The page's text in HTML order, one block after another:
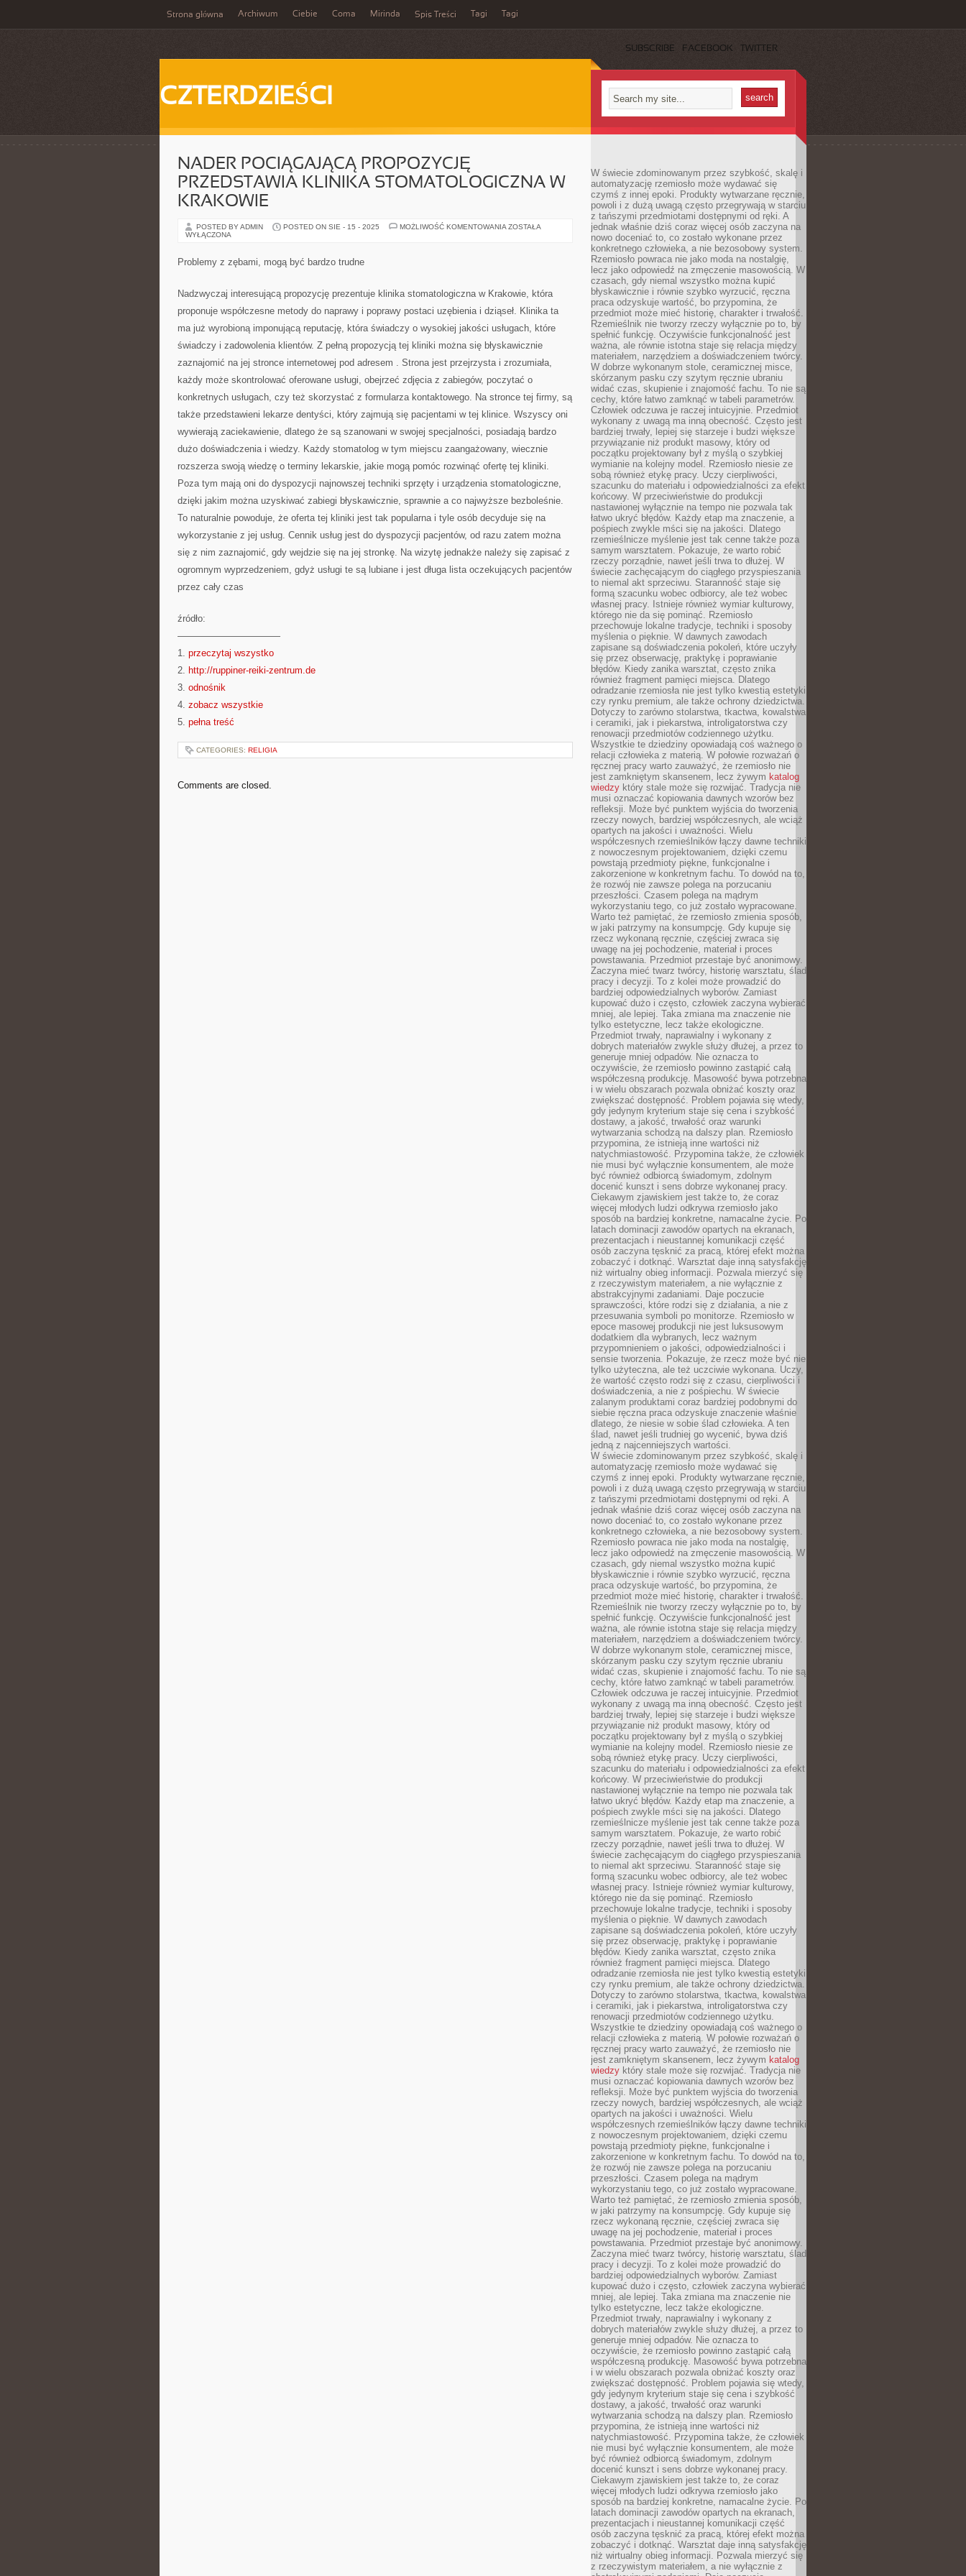
Strona główna Archiwum Ciebie Coma Mirinda Spis Treści Tagi Tagi
SUBSCRIBE FACEBOOK TWITTER
CZTERDZIEŚCI
NADER POCIĄGAJĄCĄ PROPOZYCJĘ
PRZEDSTAWIA KLINIKA STOMATOLOGICZNA W
KRAKOWIE
POSTED BY ADMIN POSTED ON SIE - 15 - 2025 MOŻLIWOŚĆ KOMENTOWANIA NADER
ZOSTAŁA
WYŁĄCZONA
Problemy z zębami, mogą być bardzo trudne
Nadzwyczaj interesującą propozycję prezentuje klinika stomatologiczna w Krakowie, która
proponuje współczesne metody do naprawy i poprawy postaci uzębienia i dziąseł. Klinika ta
ma już wyrobioną imponującą reputację, która świadczy o wysokiej jakości usługach, które
świadczy i zadowolenia klientów. Z pełną propozycją tej kliniki można się błyskawicznie
zaznajomić na jej stronce internetowej pod adresem . Strona jest przejrzysta i zrozumiała,
każdy może skontrolować oferowane usługi, obejrzeć zdjęcia z zabiegów, poczytać o
konkretnych usługach, czy też skorzystać z formularza kontaktowego. Na stronce tej firmy, są
także przedstawieni lekarze dentyści, który zajmują się pacjentami w tej klinice. Wszyscy oni
wywierają zaciekawienie, dlatego że są szanowani w swojej specjalności, posiadają bardzo
dużo doświadczenia i wiedzy. Każdy stomatolog w tym miejscu zaangażowany, wiecznie
rozszerza swoją wiedzę o terminy lekarskie, jakie mogą pomóc rozwinąć ofertę tej kliniki.
Poza tym mają oni do dyspozycji najnowszej techniki sprzęty i urządzenia stomatologiczne,
dzięki jakim można uzyskiwać zabiegi błyskawicznie, sprawnie a co najwyższe bezboleśnie.
To naturalnie powoduje, że oferta tej kliniki jest tak popularna i tyle osób decyduje się na
wykorzystanie z jej usług. Cennik usług jest do dyspozycji pacjentów, od razu zatem można
się z nim zaznajomić, gdy wejdzie się na jej stronkę. Na wizytę jednakże należy się zapisać z
ogromnym wyprzedzeniem, gdyż usługi te są lubiane i jest długa lista oczekujących pacjentów
przez cały czas
źródło:
———————————
1. przeczytaj wszystko
2. http://ruppiner-reiki-zentrum.de
3. odnośnik
4. zobacz wszystkie
5. pełna treść
CATEGORIES: RELIGIA
Comments are closed.
W świecie zdominowanym przez szybkość, skalę i
automatyzację rzemiosło może wydawać się
czymś z innej epoki. Produkty wytwarzane ręcznie,
powoli i z dużą uwagą często przegrywają w starciu
z tańszymi przedmiotami dostępnymi od ręki. A
jednak właśnie dziś coraz więcej osób zaczyna na
nowo doceniać to, co zostało wykonane przez
konkretnego człowieka, a nie bezosobowy system.
Rzemiosło powraca nie jako moda na nostalgię,
lecz jako odpowiedź na zmęczenie masowością. W
czasach, gdy niemal wszystko można kupić
błyskawicznie i równie szybko wyrzucić, ręczna
praca odzyskuje wartość, bo przypomina, że
przedmiot może mieć historię, charakter i trwałość.
Rzemieślnik nie tworzy rzeczy wyłącznie po to, by
spełnić funkcję. Oczywiście funkcjonalność jest
ważna, ale równie istotna staje się relacja między
materiałem, narzędziem a doświadczeniem twórcy.
W dobrze wykonanym stole, ceramicznej misce,
skórzanym pasku czy szytym ręcznie ubraniu
widać czas, skupienie i znajomość fachu. To nie są
cechy, które łatwo zamknąć w tabeli parametrów.
Człowiek odczuwa je raczej intuicyjnie. Przedmiot
wykonany z uwagą ma inną obecność. Często jest
bardziej trwały, lepiej się starzeje i budzi większe
przywiązanie niż produkt masowy, który od
początku projektowany był z myślą o szybkiej
wymianie na kolejny model. Rzemiosło niesie ze
sobą również etykę pracy. Uczy cierpliwości,
szacunku do materiału i odpowiedzialności za efekt
końcowy. W przeciwieństwie do produkcji
nastawionej wyłącznie na tempo nie pozwala tak
łatwo ukryć błędów. Każdy etap ma znaczenie, a
pośpiech zwykle mści się na jakości. Dlatego
rzemieślnicze myślenie jest tak cenne także poza
samym warsztatem. Pokazuje, że warto robić
rzeczy porządnie, nawet jeśli trwa to dłużej. W
świecie zachęcającym do ciągłego przyspieszania
to niemal akt sprzeciwu. Staranność staje się
formą szacunku wobec odbiorcy, ale też wobec
własnej pracy. Istnieje również wymiar kulturowy,
którego nie da się pominąć. Rzemiosło
przechowuje lokalne tradycje, techniki i sposoby
myślenia o pięknie. W dawnych zawodach
zapisane są doświadczenia pokoleń, które uczyły
się przez obserwację, praktykę i poprawianie
błędów. Kiedy zanika warsztat, często znika
również fragment pamięci miejsca. Dlatego
odradzanie rzemiosła nie jest tylko kwestią estetyki
czy rynku premium, ale także ochrony dziedzictwa.
Dotyczy to zarówno stolarstwa, tkactwa, kowalstwa
i ceramiki, jak i piekarstwa, introligatorstwa czy
renowacji przedmiotów codziennego użytku.
Wszystkie te dziedziny opowiadają coś ważnego o
relacji człowieka z materią. W połowie rozważań o
ręcznej pracy warto zauważyć, że rzemiosło nie
jest zamkniętym skansenem, lecz żywym katalog
wiedzy który stale może się rozwijać. Tradycja nie
musi oznaczać kopiowania dawnych wzorów bez
refleksji. Może być punktem wyjścia do tworzenia
rzeczy nowych, bardziej współczesnych, ale wciąż
opartych na jakości i uważności. Wielu
współczesnych rzemieślników łączy dawne techniki
z nowoczesnym projektowaniem, dzięki czemu
powstają przedmioty piękne, funkcjonalne i
zakorzenione w konkretnym fachu. To dowód na to,
że rozwój nie zawsze polega na porzucaniu
przeszłości. Czasem polega na mądrym
wykorzystaniu tego, co już zostało wypracowane.
Warto też pamiętać, że rzemiosło zmienia sposób,
w jaki patrzymy na konsumpcję. Gdy kupuje się
rzecz wykonaną ręcznie, częściej zwraca się
uwagę na jej pochodzenie, materiał i proces
powstawania. Przedmiot przestaje być anonimowy.
Zaczyna mieć twarz twórcy, historię warsztatu, ślad
pracy i decyzji. To z kolei może prowadzić do
bardziej odpowiedzialnych wyborów. Zamiast
kupować dużo i często, człowiek zaczyna wybierać
mniej, ale lepiej. Taka zmiana ma znaczenie nie
tylko estetyczne, lecz także ekologiczne.
Przedmiot trwały, naprawialny i wykonany z
dobrych materiałów zwykle służy dłużej, a przez to
generuje mniej odpadów. Nie oznacza to
oczywiście, że rzemiosło powinno zastąpić całą
współczesną produkcję. Masowość bywa potrzebna
i w wielu obszarach pozwala obniżać koszty oraz
zwiększać dostępność. Problem pojawia się wtedy,
gdy jedynym kryterium staje się cena i szybkość
dostawy, a jakość, trwałość oraz warunki
wytwarzania schodzą na dalszy plan. Rzemiosło
przypomina, że istnieją inne wartości niż
natychmiastowość. Przypomina także, że człowiek
nie musi być wyłącznie konsumentem, ale może
być również odbiorcą świadomym, zdolnym
docenić kunszt i sens dobrze wykonanej pracy.
Ciekawym zjawiskiem jest także to, że coraz
więcej młodych ludzi odkrywa rzemiosło jako
sposób na bardziej konkretne, namacalne życie. Po
latach dominacji zawodów opartych na ekranach,
prezentacjach i nieustannej komunikacji część
osób zaczyna tęsknić za pracą, której efekt można
zobaczyć i dotknąć. Warsztat daje inną satysfakcję
niż wirtualny obieg informacji. Pozwala mierzyć się
z rzeczywistym materiałem, a nie wyłącznie z
abstrakcyjnymi zadaniami. Daje poczucie
sprawczości, które rodzi się z działania, a nie z
przesuwania symboli po monitorze. Rzemiosło w
epoce masowej produkcji nie jest luksusowym
dodatkiem dla wybranych, lecz ważnym
przypomnieniem o jakości, odpowiedzialności i
sensie tworzenia. Pokazuje, że rzecz może być nie
tylko użyteczna, ale też uczciwie wykonana. Uczy,
że wartość często rodzi się z czasu, cierpliwości i
doświadczenia, a nie z pośpiechu. W świecie
zalanym produktami coraz bardziej podobnymi do
siebie ręczna praca odzyskuje znaczenie właśnie
dlatego, że niesie w sobie ślad człowieka. A ten
ślad, nawet jeśli trudniej go wycenić, bywa dziś
jedną z najcenniejszych wartości.
W świecie zdominowanym przez szybkość, skalę i
automatyzację rzemiosło może wydawać się
czymś z innej epoki. Produkty wytwarzane ręcznie,
powoli i z dużą uwagą często przegrywają w starciu
z tańszymi przedmiotami dostępnymi od ręki. A
jednak właśnie dziś coraz więcej osób zaczyna na
nowo doceniać to, co zostało wykonane przez
konkretnego człowieka, a nie bezosobowy system.
Rzemiosło powraca nie jako moda na nostalgię,
lecz jako odpowiedź na zmęczenie masowością. W
czasach, gdy niemal wszystko można kupić
błyskawicznie i równie szybko wyrzucić, ręczna
praca odzyskuje wartość, bo przypomina, że
przedmiot może mieć historię, charakter i trwałość.
Rzemieślnik nie tworzy rzeczy wyłącznie po to, by
spełnić funkcję. Oczywiście funkcjonalność jest
ważna, ale równie istotna staje się relacja między
materiałem, narzędziem a doświadczeniem twórcy.
W dobrze wykonanym stole, ceramicznej misce,
skórzanym pasku czy szytym ręcznie ubraniu
widać czas, skupienie i znajomość fachu. To nie są
cechy, które łatwo zamknąć w tabeli parametrów.
Człowiek odczuwa je raczej intuicyjnie. Przedmiot
wykonany z uwagą ma inną obecność. Często jest
bardziej trwały, lepiej się starzeje i budzi większe
przywiązanie niż produkt masowy, który od
początku projektowany był z myślą o szybkiej
wymianie na kolejny model. Rzemiosło niesie ze
sobą również etykę pracy. Uczy cierpliwości,
szacunku do materiału i odpowiedzialności za efekt
końcowy. W przeciwieństwie do produkcji
nastawionej wyłącznie na tempo nie pozwala tak
łatwo ukryć błędów. Każdy etap ma znaczenie, a
pośpiech zwykle mści się na jakości. Dlatego
rzemieślnicze myślenie jest tak cenne także poza
samym warsztatem. Pokazuje, że warto robić
rzeczy porządnie, nawet jeśli trwa to dłużej. W
świecie zachęcającym do ciągłego przyspieszania
to niemal akt sprzeciwu. Staranność staje się
formą szacunku wobec odbiorcy, ale też wobec
własnej pracy. Istnieje również wymiar kulturowy,
którego nie da się pominąć. Rzemiosło
przechowuje lokalne tradycje, techniki i sposoby
myślenia o pięknie. W dawnych zawodach
zapisane są doświadczenia pokoleń, które uczyły
się przez obserwację, praktykę i poprawianie
błędów. Kiedy zanika warsztat, często znika
również fragment pamięci miejsca. Dlatego
odradzanie rzemiosła nie jest tylko kwestią estetyki
czy rynku premium, ale także ochrony dziedzictwa.
Dotyczy to zarówno stolarstwa, tkactwa, kowalstwa
i ceramiki, jak i piekarstwa, introligatorstwa czy
renowacji przedmiotów codziennego użytku.
Wszystkie te dziedziny opowiadają coś ważnego o
relacji człowieka z materią. W połowie rozważań o
ręcznej pracy warto zauważyć, że rzemiosło nie
jest zamkniętym skansenem, lecz żywym katalog
wiedzy który stale może się rozwijać. Tradycja nie
musi oznaczać kopiowania dawnych wzorów bez
refleksji. Może być punktem wyjścia do tworzenia
rzeczy nowych, bardziej współczesnych, ale wciąż
opartych na jakości i uważności. Wielu
współczesnych rzemieślników łączy dawne techniki
z nowoczesnym projektowaniem, dzięki czemu
powstają przedmioty piękne, funkcjonalne i
zakorzenione w konkretnym fachu. To dowód na to,
że rozwój nie zawsze polega na porzucaniu
przeszłości. Czasem polega na mądrym
wykorzystaniu tego, co już zostało wypracowane.
Warto też pamiętać, że rzemiosło zmienia sposób,
w jaki patrzymy na konsumpcję. Gdy kupuje się
rzecz wykonaną ręcznie, częściej zwraca się
uwagę na jej pochodzenie, materiał i proces
powstawania. Przedmiot przestaje być anonimowy.
Zaczyna mieć twarz twórcy, historię warsztatu, ślad
pracy i decyzji. To z kolei może prowadzić do
bardziej odpowiedzialnych wyborów. Zamiast
kupować dużo i często, człowiek zaczyna wybierać
mniej, ale lepiej. Taka zmiana ma znaczenie nie
tylko estetyczne, lecz także ekologiczne.
Przedmiot trwały, naprawialny i wykonany z
dobrych materiałów zwykle służy dłużej, a przez to
generuje mniej odpadów. Nie oznacza to
oczywiście, że rzemiosło powinno zastąpić całą
współczesną produkcję. Masowość bywa potrzebna
i w wielu obszarach pozwala obniżać koszty oraz
zwiększać dostępność. Problem pojawia się wtedy,
gdy jedynym kryterium staje się cena i szybkość
dostawy, a jakość, trwałość oraz warunki
wytwarzania schodzą na dalszy plan. Rzemiosło
przypomina, że istnieją inne wartości niż
natychmiastowość. Przypomina także, że człowiek
nie musi być wyłącznie konsumentem, ale może
być również odbiorcą świadomym, zdolnym
docenić kunszt i sens dobrze wykonanej pracy.
Ciekawym zjawiskiem jest także to, że coraz
więcej młodych ludzi odkrywa rzemiosło jako
sposób na bardziej konkretne, namacalne życie. Po
latach dominacji zawodów opartych na ekranach,
prezentacjach i nieustannej komunikacji część
osób zaczyna tęsknić za pracą, której efekt można
zobaczyć i dotknąć. Warsztat daje inną satysfakcję
niż wirtualny obieg informacji. Pozwala mierzyć się
z rzeczywistym materiałem, a nie wyłącznie z